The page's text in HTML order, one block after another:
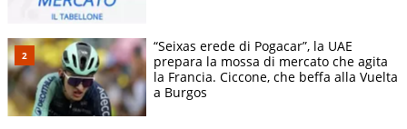
“Seixas erede di Pogacar”, la UAE
prepara la mossa di mercato che agita
la Francia. Ciccone, che beffa alla Vuelta
a Burgos